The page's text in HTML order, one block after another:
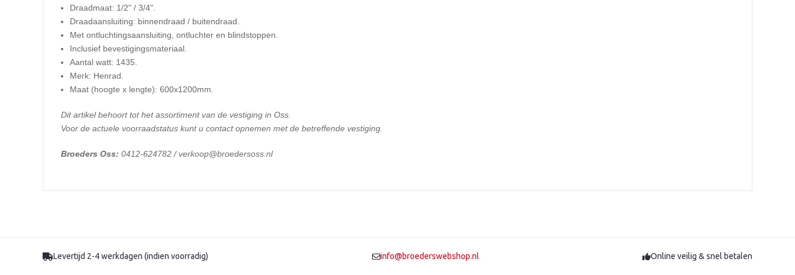
Draadmaat: 1/2" / 3/4".
Draadaansluiting: binnendraad / buitendraad.
Met ontluchtingsaansluiting, ontluchter en blindstoppen.
Inclusief bevestigingsmateriaal.
Aantal watt: 1435.
Merk: Henrad.
​Maat (hoogte x lengte): 600x1200mm.
Dit artikel behoort tot het assortiment van de vestiging in Oss.
Voor de actuele voorraadstatus kunt u contact opnemen met de betreffende vestiging.
Broeders Oss: 0412-624782 / verkoop@broedersoss.nl
Levertijd 2-4 werkdagen (indien voorradig) info@broederswebshop.nl Online veilig & snel betalen